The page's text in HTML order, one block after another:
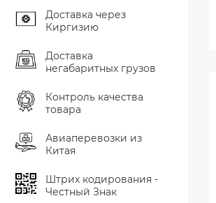
Доставка через
Киргизию
Доставка
негабаритных грузов
Контроль качества
товара
Авиаперевозки из
Китая
Штрих кодирования -
Честный Знак